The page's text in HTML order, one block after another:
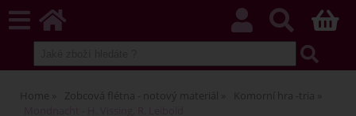
Home Zobcová flétna - notový materiál
Komorní hra -tria